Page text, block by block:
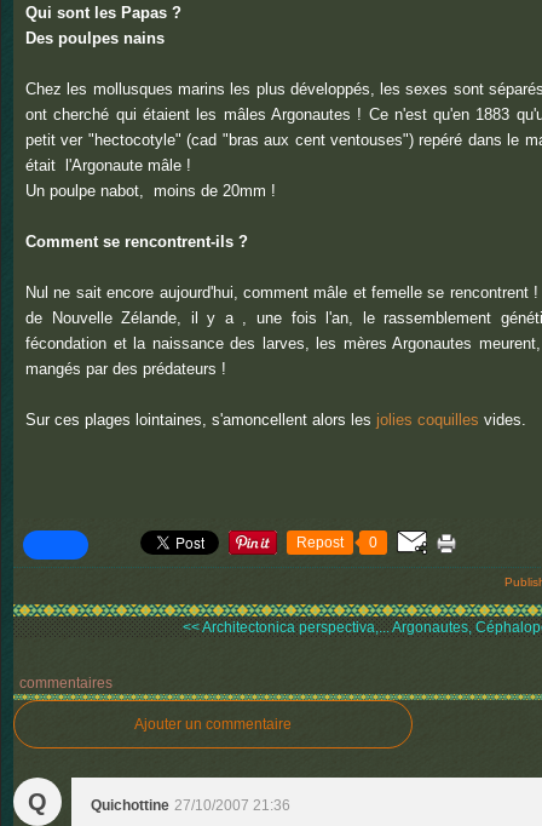
Qui sont les Papas ?
Des poulpes nains
Chez les mollusques marins les plus développés, les sexes sont
ont cherché qui étaient les mâles Argonautes ! Ce n'est qu'en 1883
petit ver "hectocotyle" (cad "bras aux cent ventouses") repéré dans le
était l'Argonaute mâle !
Un poulpe nabot, moins de 20mm !
Comment se rencontrent-ils ?
Nul ne sait encore aujourd'hui, comment mâle et femelle se rencontrent
de Nouvelle Zélande, il y a , une fois l'an, le rassemblement
fécondation et la naissance des larves, les mères Argonautes
mangés par des prédateurs !
Sur ces plages lointaines, s'amoncellent alors les jolies coquilles vides.
Repost 0
<< Architectonica perspectiva,...Argonautes,
commentaires
Ajouter un commentaire
Q Quichottine 27/10/2007 21:36